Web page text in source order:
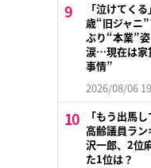
「泣けてく
歳“旧ジャニ
ぶり“本業”
涙…現在は家
事情”
2026/08/06
「もう出馬
高齢議員ラ
沢一郎、2位
た1位は？